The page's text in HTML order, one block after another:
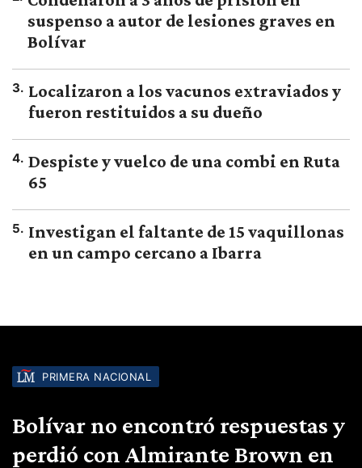
suspenso a autor de lesiones graves en
Bolívar
3. Localizaron a los vacunos extraviados y
fueron restituidos a su dueño
4. Despiste y vuelco de una combi en Ruta
65
5. Investigan el faltante de 15 vaquillonas
en un campo cercano a Ibarra
PRIMERA NACIONAL
Bolívar no encontró respuestas y
perdió con Almirante Brown en